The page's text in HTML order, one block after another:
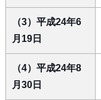
（3）平成24年6
月19日
（4）平成24年8
月30日